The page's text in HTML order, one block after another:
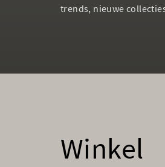
trends, nieuwe
Winkel